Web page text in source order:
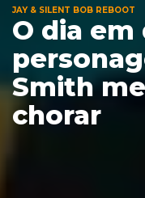
JAY & SILENT BOB REBOOT
O dia em
Smith
chorar